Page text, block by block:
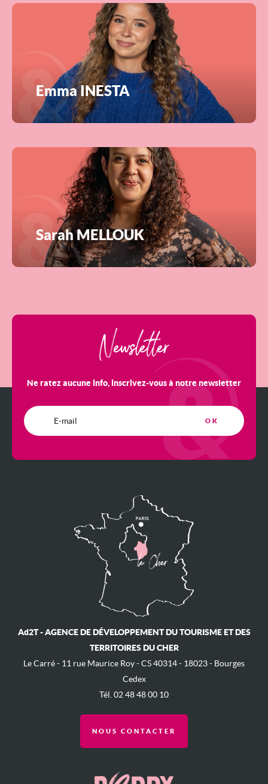
Emma INESTA
Sarah MELLOUK
Newsletter
Ne ratez aucune info, inscrivez-vous à notre newsletter
Ad2T - AGENCE DE DÉVELOPPEMENT DU TOURISME ET DES
TERRITOIRES DU CHER
Le Carré - ​11 rue Maurice Roy - ​CS 40314 - 18023 - Bourges
Cedex
Tél. 02 48 48 00 10
NOUS CONTACTER